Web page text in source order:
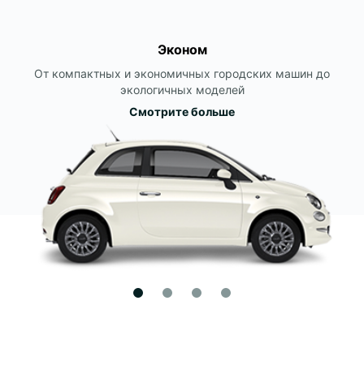
Эконом
От компактных и экономичных городских машин до
экологичных моделей
Смотрите больше